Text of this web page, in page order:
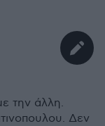
την άλλη.
Δεν